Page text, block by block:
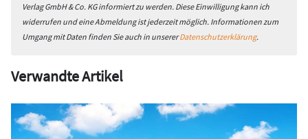
Verlag GmbH & Co. KG informiert zu werden. Diese Einwilligung kann ich
widerrufen und eine Abmeldung ist jederzeit möglich. Informationen zum
Umgang mit Daten finden Sie auch in unsererDatenschutzerklärung.
Verwandte Artikel